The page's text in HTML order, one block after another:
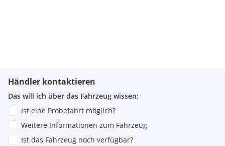
Händler kontaktieren
Das will ich über das Fahrzeug wissen:
Ist eine Probefahrt möglich?
Weitere Informationen zum Fahrzeug
Ist das Fahrzeug noch verfügbar?